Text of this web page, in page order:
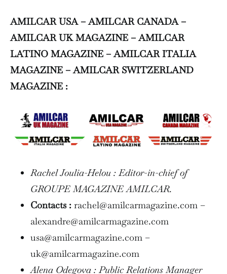
AMILCAR USA – AMILCAR CANADA –
AMILCAR UK MAGAZINE – AMILCAR
LATINO MAGAZINE – AMILCAR ITALIA
MAGAZINE – AMILCAR SWITZERLAND
MAGAZINE :
Rachel Joulia-Helou : Editor-in-chief of
GROUPE MAGAZINE AMILCAR.
Contacts : rachel@amilcarmagazine.com –
alexandre@amilcarmagazine.com
usa@amilcarmagazine.com –
uk@amilcarmagazine.com
Alena Odegova : Public Relations Manager